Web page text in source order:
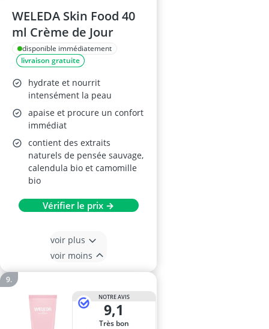
WELEDA Skin Food 40
ml Crème de Jour
disponible immédiatement
livraison gratuite
hydrate et nourrit
intensément la peau
apaise et procure un confort
immédiat
contient des extraits
naturels de pensée sauvage,
calendula bio et camomille
bio
Vérifier le prix →
voir plus
voir moins
NOTRE AVIS
9,1
Très bon